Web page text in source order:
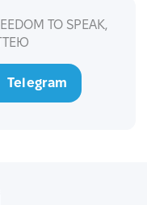
TO SPEAK,
Telegram